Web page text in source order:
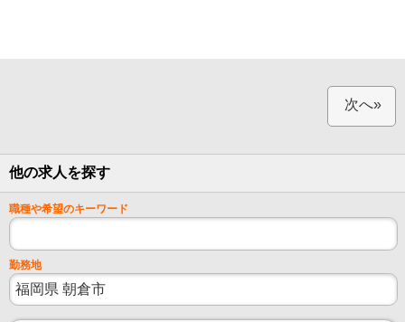
次へ»
他の求人を探す
職種や希望のキーワード
勤務地